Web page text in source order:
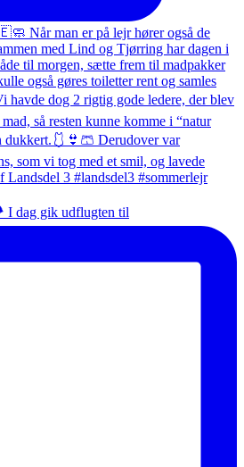
dag gik udflugten til